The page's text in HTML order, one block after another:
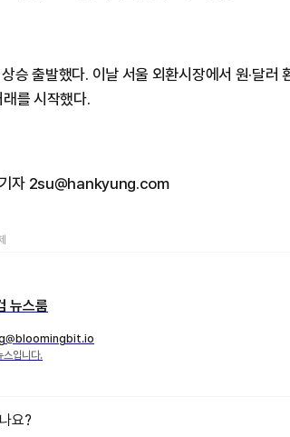
상승 출발했다. 이날 서울 외환시장에서 원·달
를 시작했다.
기자 2su@hankyung.com
뉴스룸
스입니다.
요?